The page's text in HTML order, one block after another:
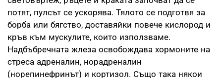
потят, пулсът се ускорява. Тялото се подготвя за
борба или бягство, доставяйки повече кислород и
кръв към мускулите, които използваме.
Надбъбречната жлеза освобождава хормоните на
стреса адреналин, норадреналин
(норепинефринът) и кортизол. Също така някои